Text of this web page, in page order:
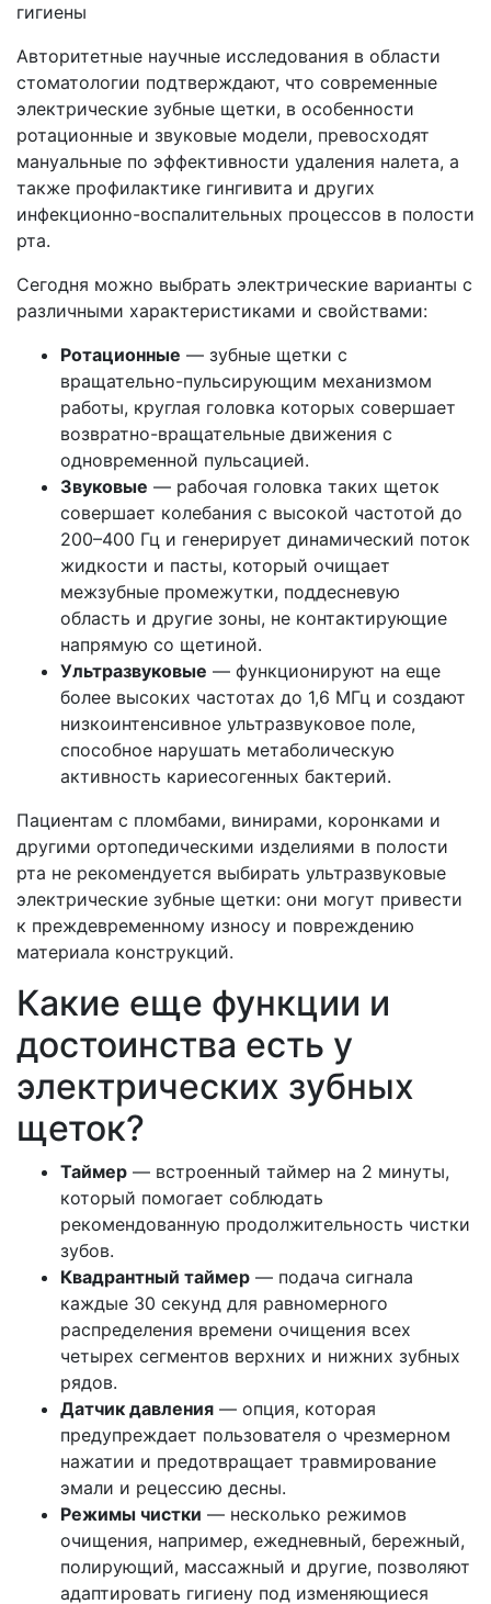
гигиены
Авторитетные научные исследования в области
стоматологии подтверждают, что современные
электрические зубные щетки, в особенности
ротационные и звуковые модели, превосходят
мануальные по эффективности удаления налета, а
также профилактике гингивита и других
инфекционно-воспалительных процессов в полости
рта.
Сегодня можно выбрать электрические варианты с
различными характеристиками и свойствами:
Ротационные — зубные щетки с
вращательно-пульсирующим механизмом
работы, круглая головка которых совершает
возвратно-вращательные движения с
одновременной пульсацией.
Звуковые — рабочая головка таких щеток
совершает колебания с высокой частотой до
200–400 Гц и генерирует динамический поток
жидкости и пасты, который очищает
межзубные промежутки, поддесневую
область и другие зоны, не контактирующие
напрямую со щетиной.
Ультразвуковые — функционируют на еще
более высоких частотах до 1,6 МГц и создают
низкоинтенсивное ультразвуковое поле,
способное нарушать метаболическую
активность кариесогенных бактерий.
Пациентам с пломбами, винирами, коронками и
другими ортопедическими изделиями в полости
рта не рекомендуется выбирать ультразвуковые
электрические зубные щетки: они могут привести
к преждевременному износу и повреждению
материала конструкций.
Какие еще функции и
достоинства есть у
электрических зубных
щеток?
Таймер — встроенный таймер на 2 минуты,
который помогает соблюдать
рекомендованную продолжительность чистки
зубов.
Квадрантный таймер — подача сигнала
каждые 30 секунд для равномерного
распределения времени очищения всех
четырех сегментов верхних и нижних зубных
рядов.
Датчик давления — опция, которая
предупреждает пользователя о чрезмерном
нажатии и предотвращает травмирование
эмали и рецессию десны.
Режимы чистки — несколько режимов
очищения, например, ежедневный, бережный,
полирующий, массажный и другие, позволяют
адаптировать гигиену под изменяющиеся